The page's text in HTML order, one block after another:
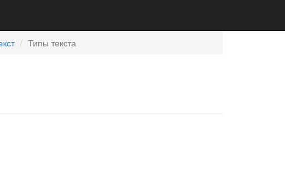
Типы текста